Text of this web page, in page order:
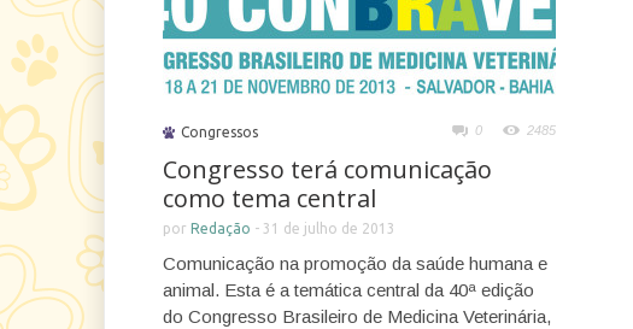
Congressos 0 2485
Congresso terá comunicação
como tema central
por Redação - 31 de julho de 2013
Comunicação na promoção da saúde humana e
animal. Esta é a temática central da 40ª edição
do Congresso Brasileiro de Medicina Veterinária,